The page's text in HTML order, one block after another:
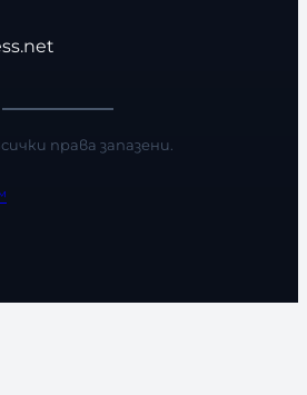
права запазени.